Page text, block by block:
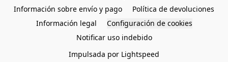
Información sobre envío y pago
Política de devoluciones
Información legal
Configuración de cookies
Notificar uso indebido
Impulsada por Lightspeed